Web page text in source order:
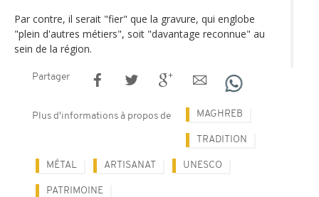
Par contre, il serait "fier" que la gravure, qui englobe
"plein d'autres métiers", soit "davantage reconnue" au
sein de la région.
Partager
Plus d'informations à propos de MAGHREB
TRADITION
MÉTAL ARTISANAT UNESCO
PATRIMOINE